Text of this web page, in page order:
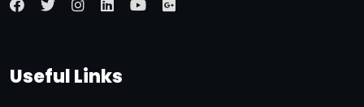
Useful Links